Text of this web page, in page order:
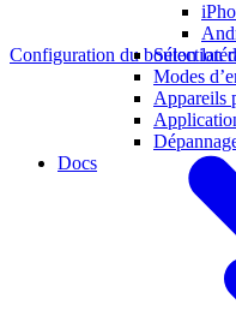
Sélection
Modes
Appareils
Docs
Configuration du bouton